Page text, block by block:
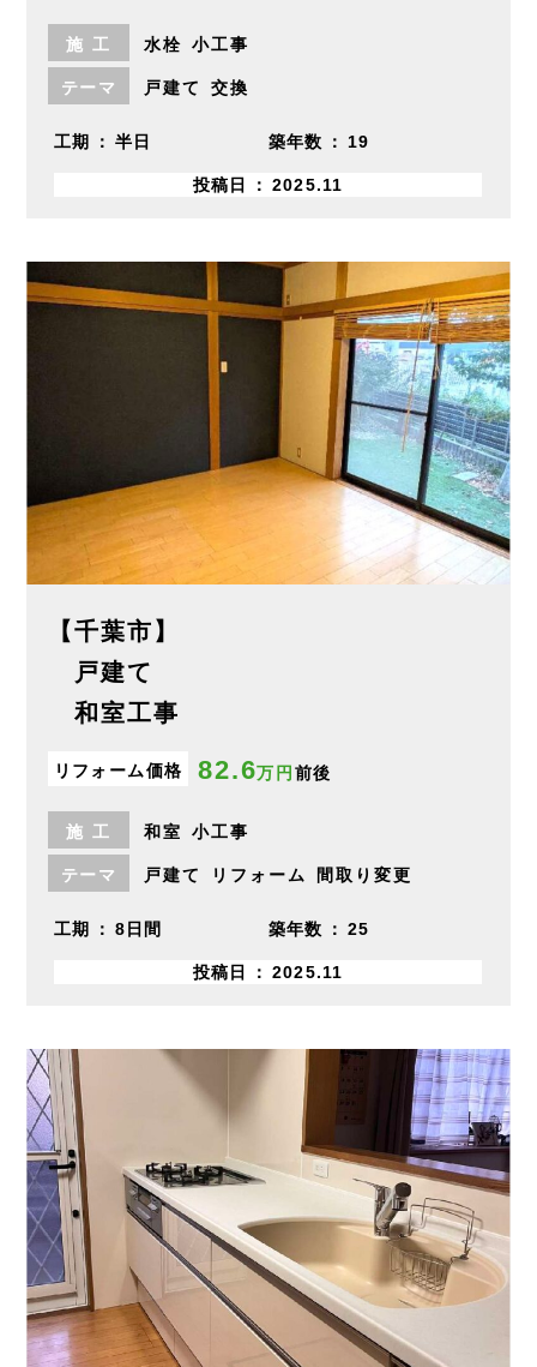
施工 水栓 小工事
テーマ 戸建て 交換
工期 半日 築年数 19
投稿日 2025.11
【千葉市】
戸建て
和室工事
リフォーム価格 82.6万円 前後
施工 和室 小工事
テーマ 戸建て リフォーム 間取り変更
工期 8日間 築年数 25
投稿日 2025.11